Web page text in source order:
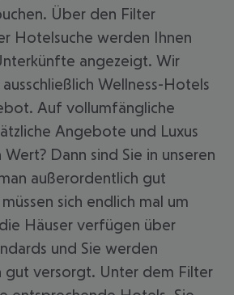
Über den Filter
Hotelsuche werden Ihnen
angezeigt. Wir
Wellness-Hotels
Auf vollumfängliche
Angebote und Luxus
Dann sind Sie in unseren
außerordentlich gut
sich endlich mal um
Häuser verfügen über
und Sie werden
gut versorgt. Unter dem Filter